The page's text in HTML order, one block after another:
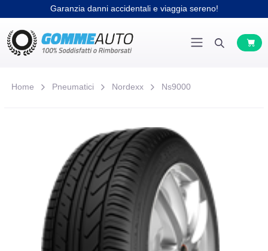
Garanzia danni accidentali e viaggia sereno!
Home Pneumatici Nordexx Ns9000